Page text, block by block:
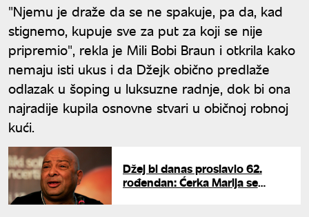
"Njemu je draže da se ne spakuje, pa da, kad
stignemo, kupuje sve za put za koji se nije
pripremio", rekla je Mili Bobi Braun i otkrila kako
nemaju isti ukus i da Džejk obično predlaže
odlazak u šoping u luksuzne radnje, dok bi ona
najradije kupila osnovne stvari u običnoj robnoj
kući.
Džej bi danas proslavio 62.
rođendan: Ćerka Marija se